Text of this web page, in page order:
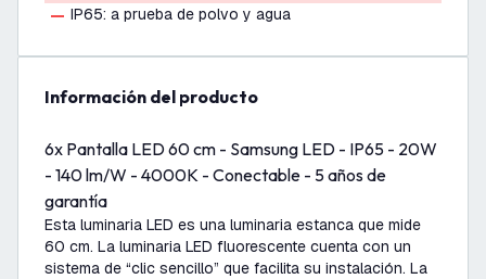
IP65: a prueba de polvo y agua
información del producto
6x Pantalla LED 60 cm - Samsung LED - IP65 - 20W
- 140 lm/W - 4000K - Conectable - 5 años de
garantía
Esta luminaria LED es una luminaria estanca que mide
60 cm. La luminaria LED fluorescente cuenta con un
sistema de “clic sencillo” que facilita su instalación. La